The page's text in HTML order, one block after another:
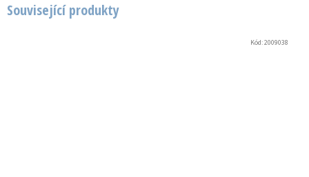
Související produkty
Kód:2009038